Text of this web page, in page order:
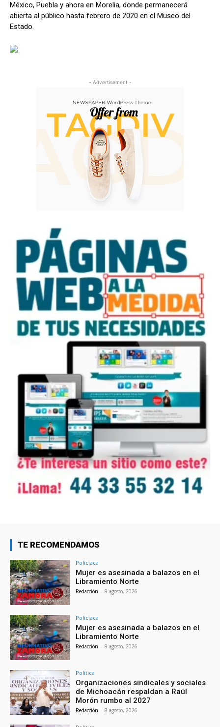
México, Puebla y ahora en Morelia, donde permanecerá
abierta al público hasta febrero de 2020 en el Museo del
Estado.
- Advertisement -
TE RECOMENDAMOS
Policiaca
Mujer es asesinada a balazos en el
Libramiento Norte
Redacción - 8 agosto, 2026
Policiaca
Mujer es asesinada a balazos en el
Libramiento Norte
Redacción - 8 agosto, 2026
Política
Organizaciones sindicales y sociales
de Michoacán respaldan a Raúl
Morón rumbo al 2027
Redacción - 8 agosto, 2026